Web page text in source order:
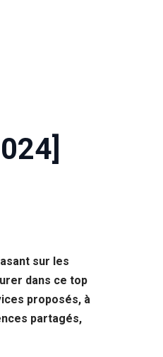
sur les
dans ce top
proposés, à
partagés,